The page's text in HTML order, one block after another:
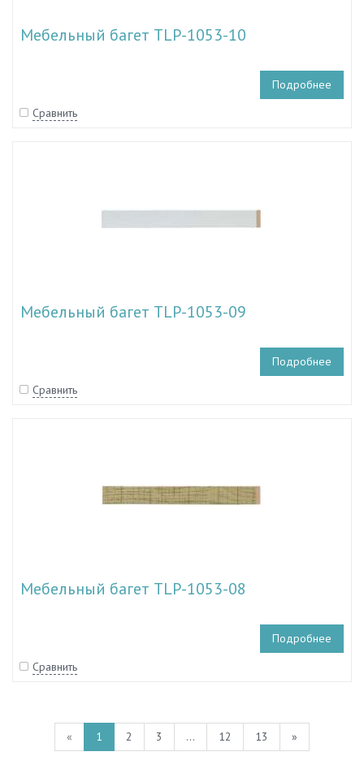
Мебельный багет TLP-1053-10
Подробнее
Сравнить
Мебельный багет TLP-1053-09
Подробнее
Сравнить
Мебельный багет TLP-1053-08
Подробнее
Сравнить
« 1 2 3 ... 12 13 »